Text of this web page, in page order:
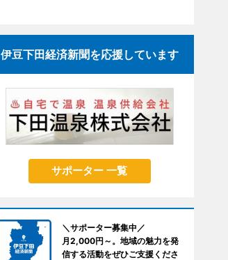
伊豆下田経済新聞を応援しています
サポーター 一覧
＼サポーター募集中／
月2,000円～。地域の魅力を発
信する活動をぜひご支援くださ